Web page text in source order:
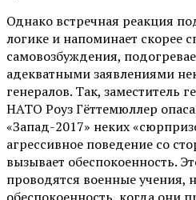
Однако встречная реакция
логике и напоминает скорее
самовозбуждения,
адекватными заявлениями
генералов. Так, заместитель
НАТО Роуз Гёттемюллер
«Запад-2017» неких
агрессивное поведение со
вызывает обеспокоенность.
проводятся военные учения,